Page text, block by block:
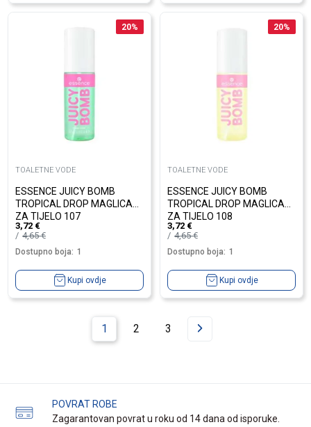
20%
TOALETNE VODE
ESSENCE JUICY BOMB
TROPICAL DROP MAGLICA
ZA TIJELO 107
3,72 €
4,65€
Dostupno boja: 1
Kupi ovdje
20%
TOALETNE VODE
ESSENCE JUICY BOMB
TROPICAL DROP MAGLICA
ZA TIJELO 108
3,72 €
4,65€
Dostupno boja: 1
Kupi ovdje
1 2 3
POVRAT ROBE
Zagarantovan povrat u roku od 14 dana od isporuke.